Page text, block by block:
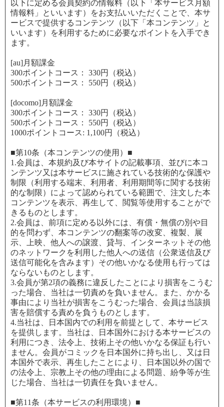
以下に定める会員契約の情報料（以下「本サービス月額
情報料」といいます）をお支払いいただくことで、本サ
ービスで提供するコンテンツ（以下「本コンテンツ」と
いいます）を利用するために必要なポイントを入手でき
ます。
[au]月額課金
300ポイントコース：
330円（税込）
500ポイントコース：
550円（税込）
[docomo]月額課金
300ポイントコース：
330円（税込）
500ポイントコース：
550円（税込）
1000ポイントコース: 1,100円（税込）
■第10条（本コンテンツの使用）■
1.会員は、本規約及び本サイトの記載事項、並びに本コ
ンテンツ又は本サービスに施されている技術的な保護や
制限（利用する端末、利用者、利用期間等に関する技術
的な制限）によって認められている範囲で、注文した本
コンテンツを表示、再生して、閲覧等使用することがで
きるものとします。
2.会員は、前項に定める以外には、有償・無償の別や目
的を問わず、本コンテンツの翻案等の改変、複製、展
示、上映、他人への譲渡、貸与、インターネットその他
のネットワークを利用した他人への送信（公衆送信及び
送信可能化を含みます）その他いかなる使用も行っては
ならないものとします。
3.会員が第2項の義務に違反したことにより損害をこうむ
った場合、当社は一切責めを負いません。また、かかる
事由により当社が損害をこうむった場合、会員は当該損
害を賠償する責めを負うものとします。
4.当社は、日本国内での利用を前提として、本サービス
を提供します。当社は、日本国外における本サービスの
利用につき、法令上、技術上その他いかなる保証も行い
ません。会員がコミックを日本国外に持ち出し、又は日
本国外で表示、再生したことにより、日本国以外の国で
の法令上、宗教上その他の理由による問題、紛争等が生
じた場合、当社は一切責任を負いません。
■第11条（本サービスの利用環境）■